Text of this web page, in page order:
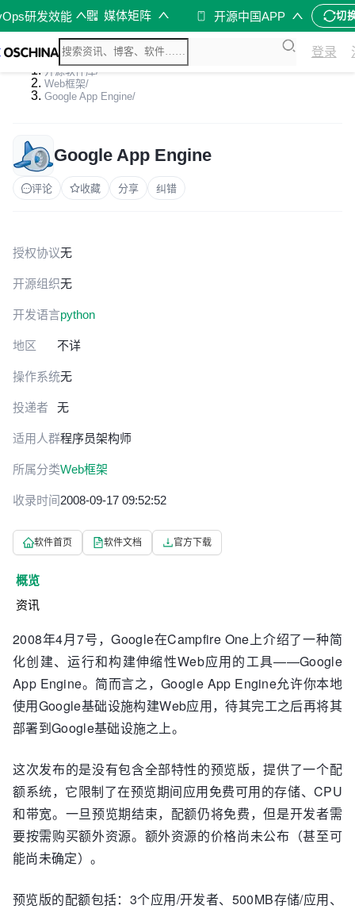
研发效能 媒体矩阵 开源中国APP 切
登录
开源软件库/
Web框架/
Google App Engine/
Google App Engine
评论 收藏 分享 纠错
授权协议无
开源组织无
开发语言python
地区 不详
操作系统无
投递者 无
适用人群程序员架构师
所属分类Web框架
收录时间2008-09-17 09:52:52
软件首页 软件文档 官方下载
概览
资讯
2008年4月7号，Google在Campfire One上介绍了一种简
化创建、运行和构建伸缩性Web应用的工具——Google
App Engine。简而言之，Google App Engine允许你本地
使用Google基础设施构建Web应用，待其完工之后再将其
部署到Google基础设施之上。
这次发布的是没有包含全部特性的预览版，提供了一个配
额系统，它限制了在预览期间应用免费可用的存储、CPU
和带宽。一旦预览期结束，配额仍将免费，但是开发者需
要按需购买额外资源。额外资源的价格尚未公布（甚至可
能尚未确定）。
预览版的配额包括：3个应用/开发者、500MB存储/应用、